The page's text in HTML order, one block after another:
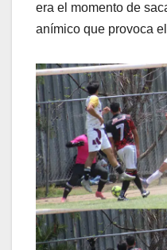
era el momento de
anímico que provoca